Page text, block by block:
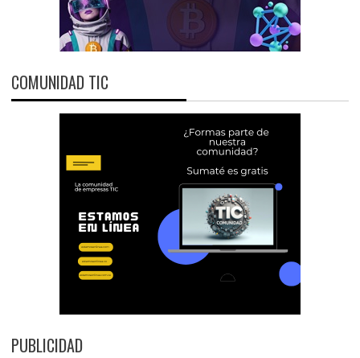
COMUNIDAD TIC
PUBLICIDAD